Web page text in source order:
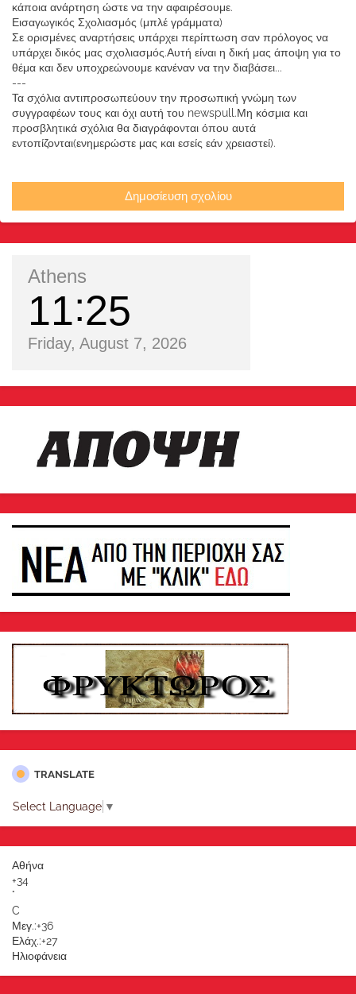
κάποια ανάρτηση ώστε να την αφαιρέσουμε.
Εισαγωγικός Σχολιασμός (μπλέ γράμματα)
Σε ορισμένες αναρτήσεις υπάρχει περίπτωση σαν πρόλογος να
υπάρχει δικός μας σχολιασμός.Αυτή είναι η δική μας άποψη για το
θέμα και δεν υποχρεώνουμε κανέναν να την διαβάσει...
---
Τα σχόλια αντιπροσωπεύουν την προσωπική γνώμη των
συγγραφέων τους και όχι αυτή του newspull.Μη κόσμια και
προσβλητικά σχόλια θα διαγράφονται όπου αυτά
εντοπίζονται(ενημερώστε μας και εσείς εάν χρειαστεί).
Δημοσίευση σχολίου
Athens
11 25
Friday, August 7, 2026
TRANSLATE
Select Language ▼
Αθήνα
+34
°
C
Μεγ.:+36
Ελάχ.:+27
Ηλιοφάνεια